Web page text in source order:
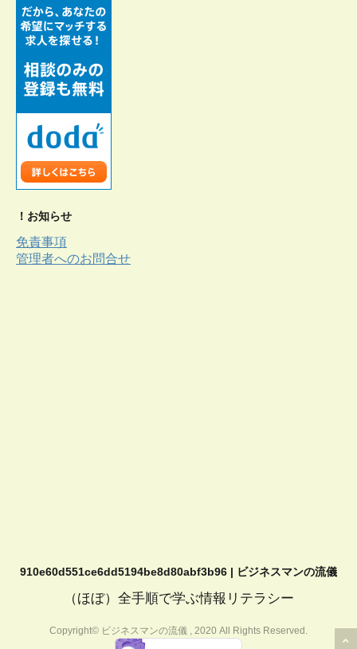
！お知らせ
免責事項
管理者へのお問合せ
910e60d551ce6dd5194be8d80abf3b96 | ビジネスマンの流儀
（ほぼ）全手順で学ぶ情報リテラシー
Copyright© ビジネスマンの流儀 , 2020 All Rights Reserved.